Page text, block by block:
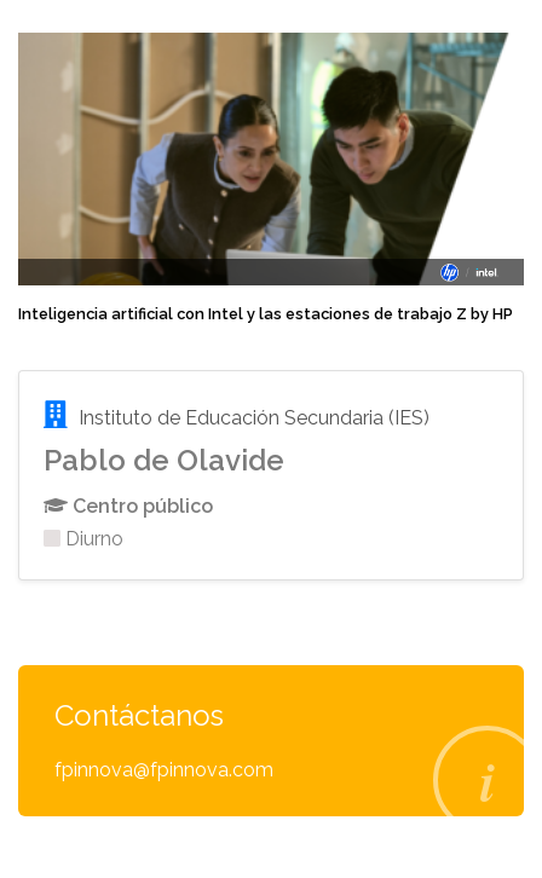
Inteligencia artificial con Intel y las estaciones de trabajo Z by HP
Instituto de Educación Secundaria (IES)
Pablo de Olavide
Centro público
Diurno
Contáctanos
fpinnova@fpinnova.com